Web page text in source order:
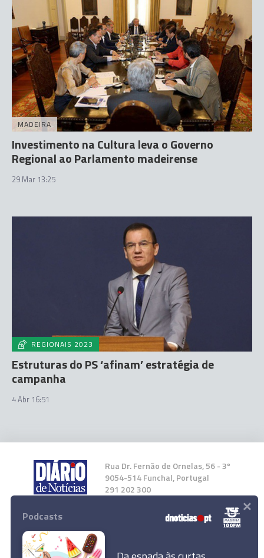
MADEIRA
Investimento na Cultura leva o Governo
Regional ao Parlamento madeirense
29 Mar 13:25
REGIONAIS 2023
Estruturas do PS ‘afinam’ estratégia de
campanha
4 Abr 16:51
Rua Dr. Fernão de Ornelas, 56 - 3º
9054-514 Funchal, Portugal
291 202 300
Instale a nossa App
Podcasts ×